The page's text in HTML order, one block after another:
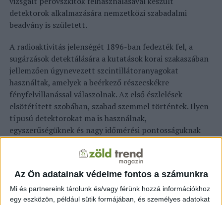
Az Ön adatainak védelme fontos a számunkra
Mi és partnereink tárolunk és/vagy férünk hozzá információkhoz
egy eszközön, például sütik formájában, és személyes adatokat
detektorok alkalmazására nemzetközi szabadalmi
beadvány is született.
A radioaktivitás jelenségét 1896-ban fedezték fel, a
sugárzások detektálására a kutatások korai szakaszában
jellemzően úgynevezett szcintillátoranyagokat
használtak, amelyek a beérkező részecskékre
fényfelvillanással válaszolnak. Az első észlelések
elsötétített szobában, szabad szemmel történtek. Ilyen
típusú detektorokat ma is használnak,
egyszerűségüknek és nagy időmérési pontosságuknak
azonban már fényérzékelő elektronikai egységek figyelik.
A begyűjtött jelek alakjából következtetni lehet a
detektált részecske fajtájára, nagyságából pedig a
részecske energiájára.